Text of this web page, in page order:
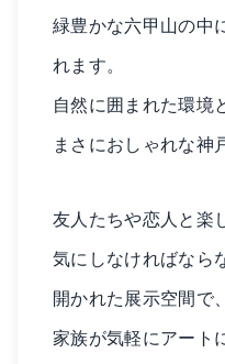
緑豊かな六甲山の中
れます。
自然に囲まれた環境
まさにおしゃれな神
友人たちや恋人と楽
気にしなければなら
開かれた展示空間で
家族が気軽にアート